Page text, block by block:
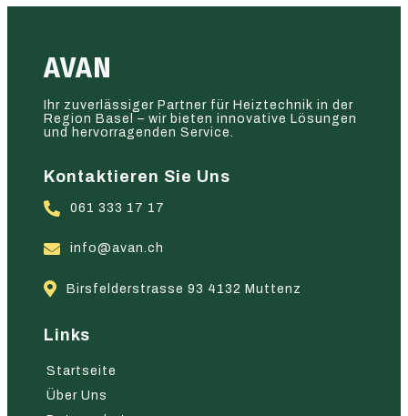
AVAN
Ihr zuverlässiger Partner für Heiztechnik in der
Region Basel – wir bieten innovative Lösungen
und hervorragenden Service.
Kontaktieren Sie Uns
061 333 17 17
info@avan.ch
Birsfelderstrasse 93 4132 Muttenz
Links
Startseite
Über Uns